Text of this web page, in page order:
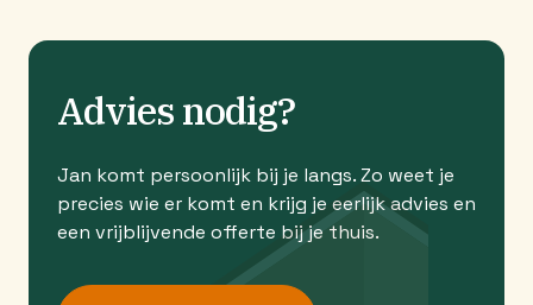
Advies nodig?
Jan komt persoonlijk bij je langs. Zo weet je
precies wie er komt en krijg je eerlijk advies en
een vrijblijvende offerte bij je thuis.